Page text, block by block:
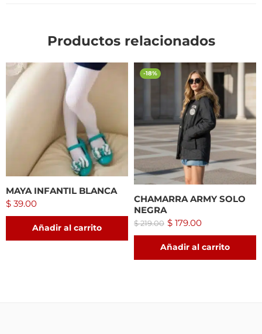
Productos relacionados
MAYA INFANTIL BLANCA
$ 39.00
Añadir al carrito
-18%
CHAMARRA ARMY SOLO
NEGRA
$219.00 $ 179.00
Añadir al carrito